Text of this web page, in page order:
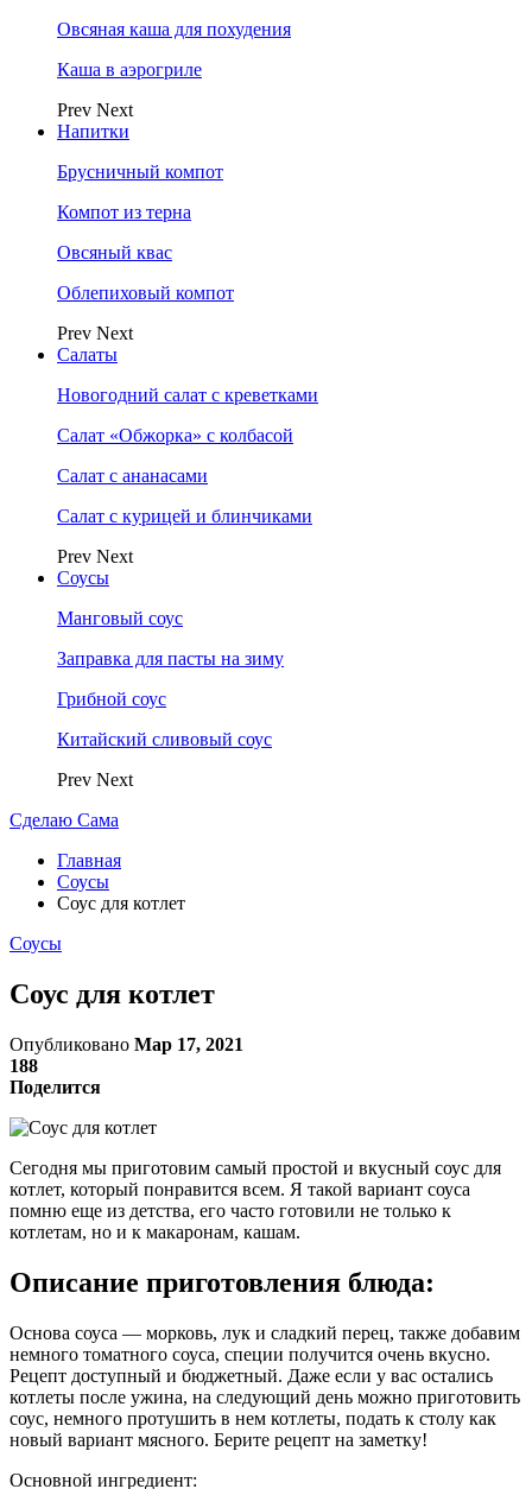
Овсяная каша для похудения
Каша в аэрогриле
Prev Next
Напитки
Брусничный компот
Компот из терна
Овсяный квас
Облепиховый компот
Prev Next
Салаты
Новогодний салат с креветками
Салат «Обжорка» с колбасой
Салат с ананасами
Салат с курицей и блинчиками
Prev Next
Соусы
Манговый соус
Заправка для пасты на зиму
Грибной соус
Китайский сливовый соус
Prev Next
Сделаю Сама
Главная
Соусы
Соус для котлет
Соусы
Соус для котлет
Опубликовано Мар 17, 2021
188
Поделится
Сегодня мы приготовим самый простой и вкусный соус для
котлет, который понравится всем. Я такой вариант соуса
помню еще из детства, его часто готовили не только к
котлетам, но и к макаронам, кашам.
Описание приготовления блюда:
Основа соуса — морковь, лук и сладкий перец, также добавим
немного томатного соуса, специи получится очень вкусно.
Рецепт доступный и бюджетный. Даже если у вас остались
котлеты после ужина, на следующий день можно приготовить
соус, немного протушить в нем котлеты, подать к столу как
новый вариант мясного. Берите рецепт на заметку!
Основной ингредиент: